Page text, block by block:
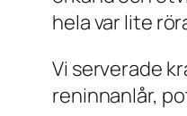
hela var lite
Vi serverade
reninnanlår,